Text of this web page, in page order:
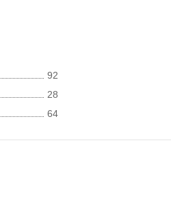
92
28
64